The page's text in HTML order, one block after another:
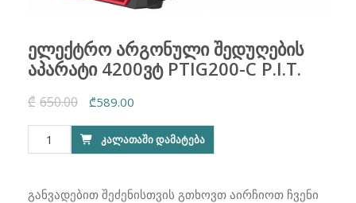
ელექტრო არგონული შედუღების
აპარატი 4200ვტ PTIG200-C P.I.T.
₾ 650.00
Original
price
was:
₾589.00
price
is:
რაოდენობა:
ელექტრო
შედუღების
ᲙᲐᲚᲐᲗᲐᲨᲘ ᲓᲐᲛᲐᲢᲔᲑᲐ
განვადებით შეძენისთვის გთხოვთ აირჩიოთ ჩვენი